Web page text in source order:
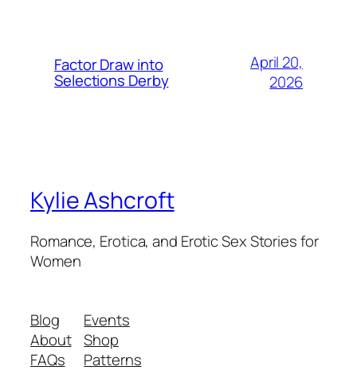
Factor Draw into
Selections Derby
April 20,
2026
Kylie Ashcroft
Romance, Erotica, and Erotic Sex Stories for
Women
Blog
About
FAQs
Events
Shop
Patterns